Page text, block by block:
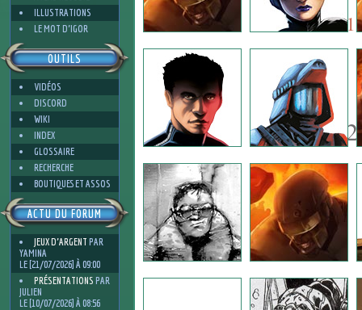
ILLUSTRATIONS
LE MOT D'IGOR
OUTILS
VIDÉOS
DISCORD
WIKI
INDEX
GLOSSAIRE
RECHERCHE
BOUTIQUES ET ASSOS
ACTU DU FORUM
JEUX D'ARGENT PAR
YAMINA
LE [21/07/2026] À 09:00
PRÉSENTATIONS PAR
JULIEN
LE [10/07/2026] À 08:56
12
7